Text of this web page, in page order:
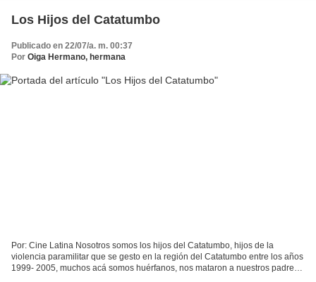
sociedad justa, democrática y en Paz.
Los Hijos del Catatumbo
Publicado en 22/07/a. m. 00:37
Por Oiga Hermano, hermana
Por: Cine Latina Nosotros somos los hijos del Catatumbo, hijos de la
violencia paramilitar que se gesto en la región del Catatumbo entre los años
1999- 2005, muchos acá somos huérfanos, nos mataron a nuestros padres,